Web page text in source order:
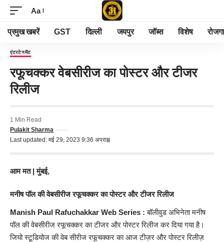
Aa
प्रमुख खबरें GST दिल्ली जयपुर जॉब्स विशेष
एंटरटेनमेंट
रफूचक्कर वेबसीरीज का पोस्टर और टीजर
रिलीज
Last updated: मई 29, 2023 9:36 अपराह्न
Pulakit Sharma
1 Min Read
आम मत | मुंबई,
मनीष पॉल की वेबसीरीज रफूचक्कर का पोस्टर और टीजर रिलीज
Manish Paul Rafuchakkar Web Series : बॉलीवुड अभिनेता मनीष
पॉल की वेबसीरीज रफूचक्कर का टीजर और पोस्टर रिलीज कर दिया गया है।
जियो स्टूडियोज की वेब सीरीज रफूचक्कर का आज टीज़र और पोस्टर रिलीज़